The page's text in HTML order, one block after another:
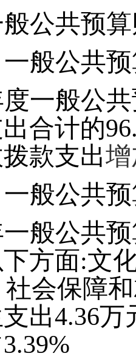
公共预
一般公共
一般公
合计的
款支出
一般公共
般公共
方面:文
社会保障
出4.36万
3.39%